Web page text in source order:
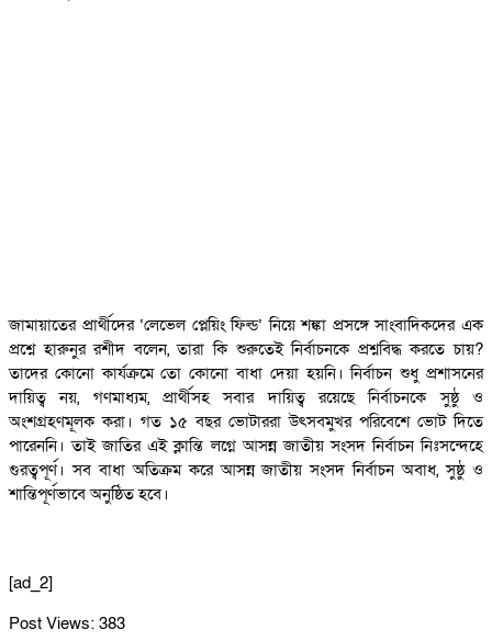
জামায়াতের প্রার্থীদের ‘লেভেল প্লেয়িং ফিল্ড’ নিয়ে শঙ্কা প্রসঙ্গে সাংবাদিকদের এক
প্রশ্নে হারুনুর রশীদ বলেন, তারা কি শুরুতেই নির্বাচনকে প্রশ্নবিদ্ধ করতে চায়?
তাদের কোনো কার্যক্রমে তো কোনো বাধা দেয়া হয়নি। নির্বাচন শুধু প্রশাসনের
দায়িত্ব নয়, গণমাধ্যম, প্রার্থীসহ সবার দায়িত্ব রয়েছে নির্বাচনকে সুষ্ঠু ও
অংশগ্রহণমূলক করা। গত ১৫ বছর ভোটাররা উৎসবমুখর পরিবেশে ভোট দিতে
পারেননি। তাই জাতির এই ক্লান্তি লগ্নে আসন্ন জাতীয় সংসদ নির্বাচন নিঃসন্দেহে
গুরত্বপূর্ণ। সব বাধা অতিক্রম করে আসন্ন জাতীয় সংসদ নির্বাচন অবাধ, সুষ্ঠু ও
শান্তিপূর্ণভাবে অনুষ্ঠিত হবে।
[ad_2]
Post Views: 383